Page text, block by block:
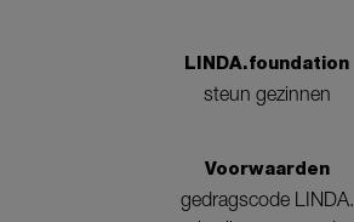
LINDA.foundation
steun gezinnen
Voorwaarden
gedragscode LINDA.